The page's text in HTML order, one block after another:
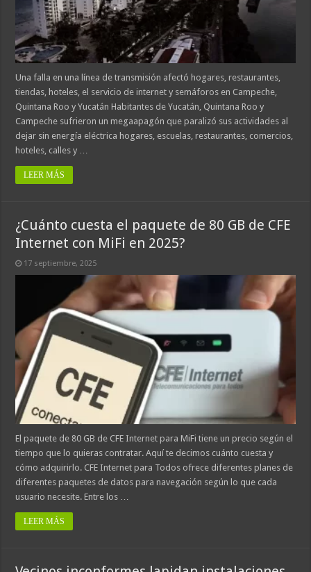
Una falla en una línea de transmisión afectó hogares, restaurantes,
tiendas, hoteles, el servicio de internet y semáforos en Campeche,
Quintana Roo y Yucatán Habitantes de Yucatán, Quintana Roo y
Campeche sufrieron un megaapagón que paralizó sus actividades al
dejar sin energía eléctrica hogares, escuelas, restaurantes, comercios,
hoteles, calles y …
LEER MÁS
¿Cuánto cuesta el paquete de 80 GB de CFE
Internet con MiFi en 2025?
17 septiembre, 2025
El paquete de 80 GB de CFE Internet para MiFi tiene un precio según el
tiempo que lo quieras contratar. Aquí te decimos cuánto cuesta y
cómo adquirirlo. CFE Internet para Todos ofrece diferentes planes de
diferentes paquetes de datos para navegación según lo que cada
usuario necesite. Entre los …
LEER MÁS